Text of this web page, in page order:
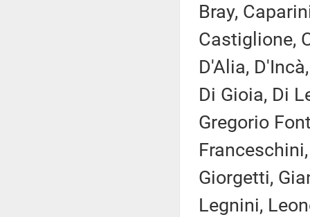
Bray,
Castiglione,
D'Alia,
Di Gioia, Di
Gregorio
Giorgetti,
Legnini,